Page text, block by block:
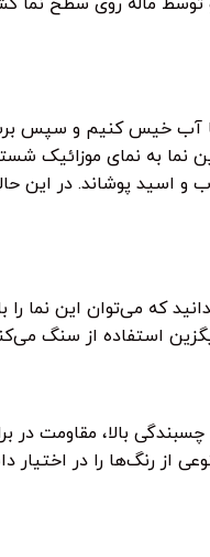
ماله روی سطح نما
با آب خیس کنیم و سپس
نما به نمای موزائیک
اسید پوشاند. در این
که می‌توان این نما را
استفاده از سنگ
بالا، مقاومت در
از رنگ‌ها را در